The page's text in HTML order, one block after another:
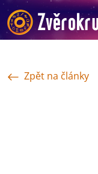
Zpět na články